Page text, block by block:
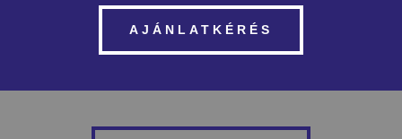
AJÁNLATKÉRÉS